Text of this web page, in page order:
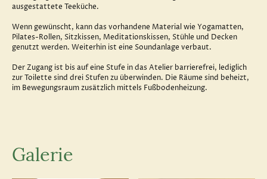
ausgestattete Teeküche.
Wenn gewünscht, kann das vorhandene Material wie Yogamatten,
Pilates-Rollen, Sitzkissen, Meditationskissen, Stühle und Decken
genutzt werden. Weiterhin ist eine Soundanlage verbaut.
Der Zugang ist bis auf eine Stufe in das Atelier barrierefrei, lediglich
zur Toilette sind drei Stufen zu überwinden. Die Räume sind beheizt,
im Bewegungsraum zusätzlich mittels Fußbodenheizung.
Galerie